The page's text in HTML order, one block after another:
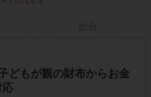
どもが親の財布からお金
応